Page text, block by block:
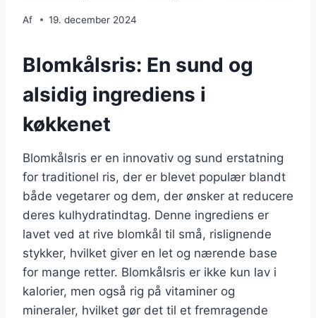
Af 19. december 2024
Blomkålsris: En sund og
alsidig ingrediens i
køkkenet
Blomkålsris er en innovativ og sund erstatning
for traditionel ris, der er blevet populær blandt
både vegetarer og dem, der ønsker at reducere
deres kulhydratindtag. Denne ingrediens er
lavet ved at rive blomkål til små, rislignende
stykker, hvilket giver en let og nærende base
for mange retter. Blomkålsris er ikke kun lav i
kalorier, men også rig på vitaminer og
mineraler, hvilket gør det til et fremragende